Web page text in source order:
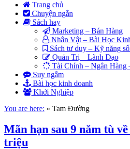
Trang chủ
Chuyện ngắn
Sách hay
Marketing – Bán Hàng
Nhân Vật – Bài Học
Sách tư duy – Kỹ năng
Quản Trị – Lãnh Đạo
Tài Chính – Ngân Hàng
Suy ngẫm
Bài học kinh doanh
Khởi Nghiệp
You are here: » Tam Đường
Mãn hạn sau 9 năm tù
triệu